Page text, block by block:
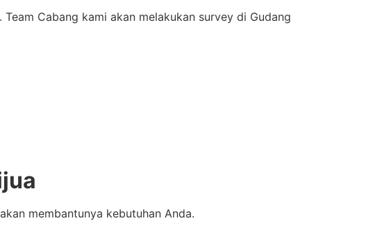
Cabang kami akan melakukan survey di Gudang
membantunya kebutuhan Anda.